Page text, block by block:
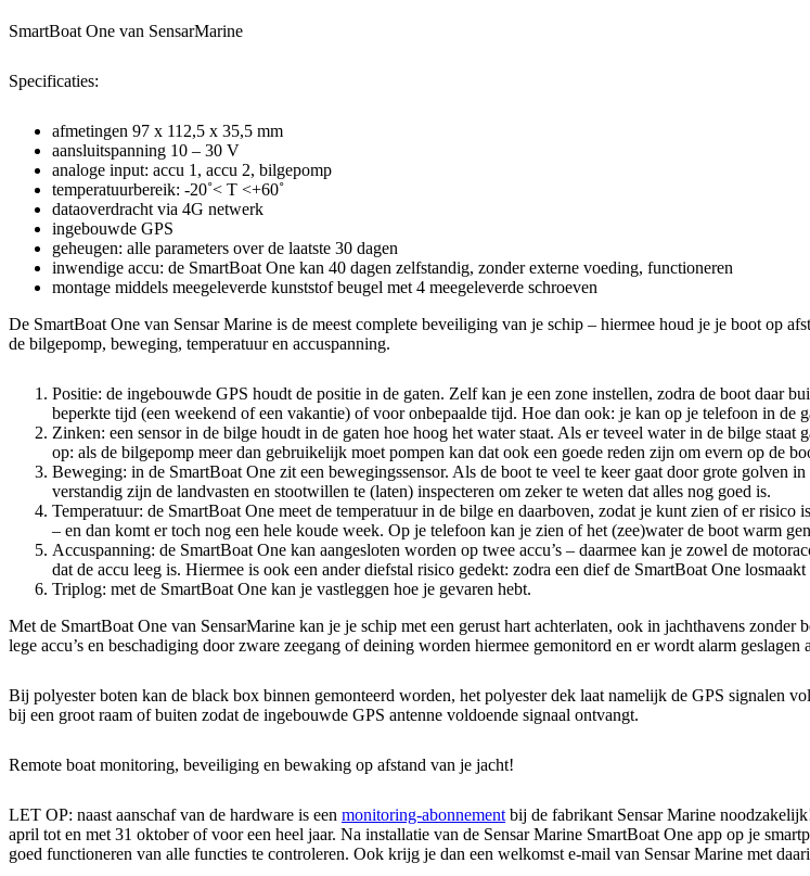
SmartBoat One van SensarMarine
Specificaties:
afmetingen 97 x 112,5 x 35,5 mm
aansluitspanning 10 – 30 V
analoge input: accu 1, accu 2, bilgepomp
temperatuurbereik: -20˚< T <+60˚
dataoverdracht via 4G netwerk
ingebouwde GPS
geheugen: alle parameters over de laatste 30 dagen
inwendige accu: de SmartBoat One kan 40 dagen zelfstandig, zonder externe voeding, functioneren
montage middels meegeleverde kunststof beugel met 4 meegeleverde schroeven
De SmartBoat One van Sensar Marine is de meest complete beveiliging van je schip – hiermee houd je je boot op
de bilgepomp, beweging, temperatuur en accuspanning.
Positie: de ingebouwde GPS houdt de positie in de gaten. Zelf kan je een zone instellen, zodra de boot daar
beperkte tijd (een weekend of een vakantie) of voor onbepaalde tijd. Hoe dan ook: je kan op je telefoon in de
Zinken: een sensor in de bilge houdt in de gaten hoe hoog het water staat. Als er teveel water in de bilge
op: als de bilgepomp meer dan gebruikelijk moet pompen kan dat ook een goede reden zijn om evern op de
Beweging: in de SmartBoat One zit een bewegingssensor. Als de boot te veel te keer gaat door grote golven
verstandig zijn de landvasten en stootwillen te (laten) inspecteren om zeker te weten dat alles nog goed is.
Temperatuur: de SmartBoat One meet de temperatuur in de bilge en daarboven, zodat je kunt zien of er
– en dan komt er toch nog een hele koude week. Op je telefoon kan je zien of het (zee)water de boot warm
Accuspanning: de SmartBoat One kan aangesloten worden op twee accu’s – daarmee kan je zowel de
dat de accu leeg is. Hiermee is ook een ander diefstal risico gedekt: zodra een dief de SmartBoat One
Triplog: met de SmartBoat One kan je vastleggen hoe je gevaren hebt.
Met de SmartBoat One van SensarMarine kan je je schip met een gerust hart achterlaten, ook in jachthavens
lege accu’s en beschadiging door zware zeegang of deining worden hiermee gemonitord en er wordt alarm geslagen
Bij polyester boten kan de black box binnen gemonteerd worden, het polyester dek laat namelijk de GPS signalen
bij een groot raam of buiten zodat de ingebouwde GPS antenne voldoende signaal ontvangt.
Remote boat monitoring, beveiliging en bewaking op afstand van je jacht!
LET OP: naast aanschaf van de hardware is een monitoring-abonnement bij de fabrikant Sensar Marine
april tot en met 31 oktober of voor een heel jaar. Na installatie van de Sensar Marine SmartBoat One app op je
goed functioneren van alle functies te controleren. Ook krijg je dan een welkomst e-mail van Sensar Marine met